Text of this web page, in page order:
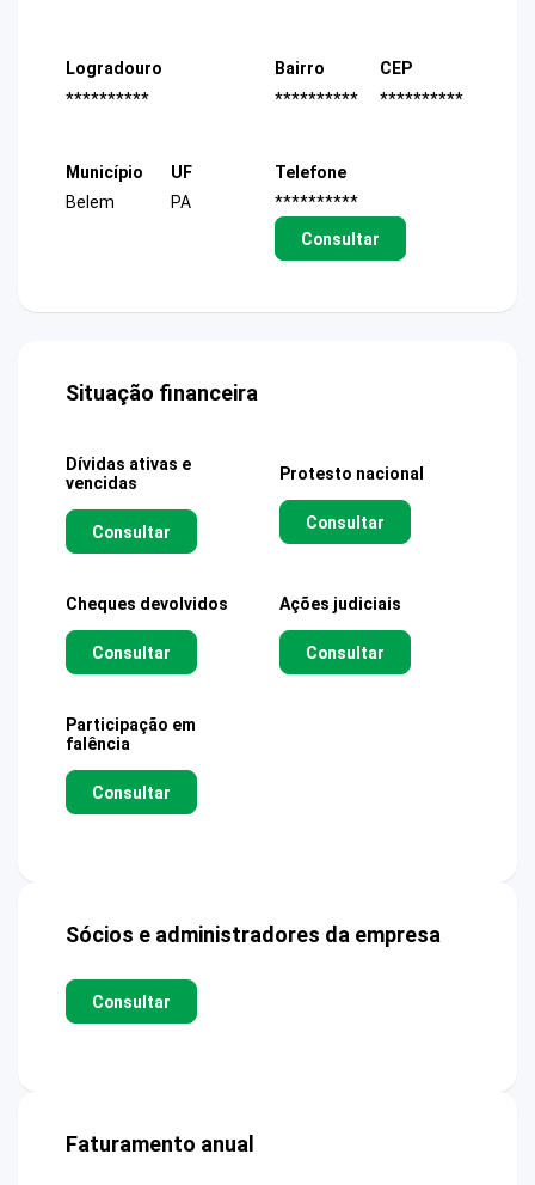
Logradouro
**********
Bairro
**********
CEP
**********
Município
Belem
UF
PA
Telefone
**********
Consultar
Situação financeira
Dívidas ativas e
vencidas
Consultar
Protesto nacional
Consultar
Cheques devolvidos
Consultar
Ações judiciais
Consultar
Participação em
falência
Consultar
Sócios e administradores da empresa
Consultar
Faturamento anual